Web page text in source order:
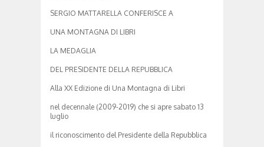
SERGIO MATTARELLA CONFERISCE A
UNA MONTAGNA DI LIBRI
LA MEDAGLIA
DEL PRESIDENTE DELLA REPUBBLICA
Alla XX Edizione di Una Montagna di Libri
nel decennale (2009-2019) che si apre sabato 13
luglio
il riconoscimento del Presidente della Repubblica